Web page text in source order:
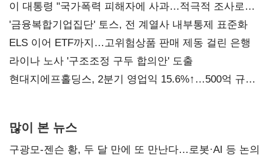
이 대통령 "국가폭력 피해자에 사과…적극적 조사로
진실 밝혀야"
'금융복합기업집단' 토스, 전 계열사 내부통제 표준화
ELS 이어 ETF까지…고위험상품 판매 제동 걸린 은행
라이나 노사 '구조조정 구두 합의안' 도출
현대지에프홀딩스, 2분기 영업익 15.6%↑…500억 규모
많이 본 뉴스
구광모-젠슨 황, 두 달 만에 또 만난다…로봇·AI 등 논의